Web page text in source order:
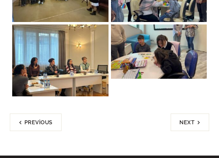
PREVIOUS NEXT